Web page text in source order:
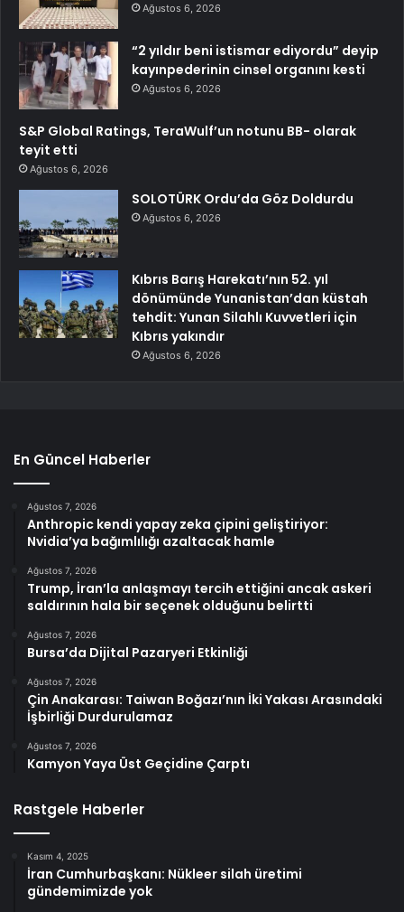
Ağustos 6, 2026
“2 yıldır beni istismar ediyordu” deyip
kayınpederinin cinsel organını kesti
Ağustos 6, 2026
S&P Global Ratings, TeraWulf’un notunu BB- olarak
teyit etti
Ağustos 6, 2026
SOLOTÜRK Ordu’da Göz Doldurdu
Ağustos 6, 2026
Kıbrıs Barış Harekatı’nın 52. yıl
dönümünde Yunanistan’dan küstah
tehdit: Yunan Silahlı Kuvvetleri için
Kıbrıs yakındır
Ağustos 6, 2026
En Güncel Haberler
Ağustos 7, 2026
Anthropic kendi yapay zeka çipini geliştiriyor:
Nvidia’ya bağımlılığı azaltacak hamle
Ağustos 7, 2026
Trump, İran’la anlaşmayı tercih ettiğini ancak askeri
saldırının hala bir seçenek olduğunu belirtti
Ağustos 7, 2026
Bursa’da Dijital Pazaryeri Etkinliği
Ağustos 7, 2026
Çin Anakarası: Taiwan Boğazı’nın İki Yakası Arasındaki
İşbirliği Durdurulamaz
Ağustos 7, 2026
Kamyon Yaya Üst Geçidine Çarptı
Rastgele Haberler
Kasım 4, 2025
İran Cumhurbaşkanı: Nükleer silah üretimi
gündemimizde yok